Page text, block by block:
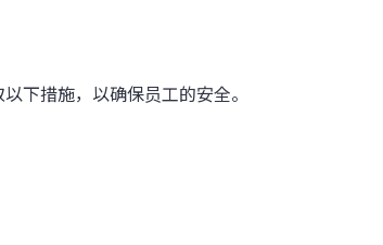
下措施，以确保员工的安全。